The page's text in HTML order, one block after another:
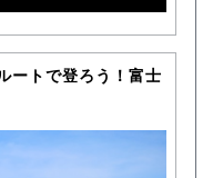
ートで登ろう！富士